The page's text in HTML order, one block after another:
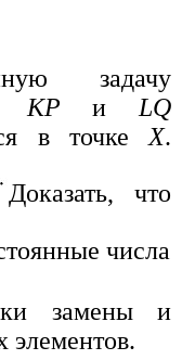
задачу
KP и LQ
в точке Х.
Доказать, что
числа
замены и
элементов.